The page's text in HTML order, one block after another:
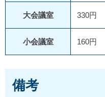
大会議室 330円
小会議室 160円
備考